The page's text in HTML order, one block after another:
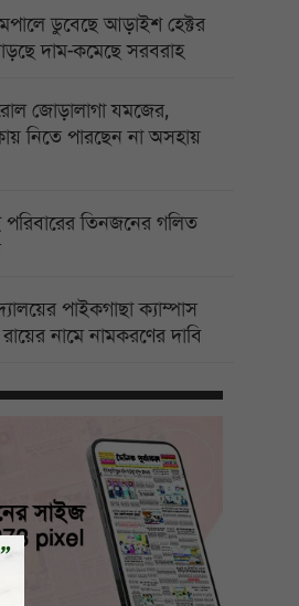
ডুবেছে আড়াইশ হেক্টর
দাম-কমেছে সরবরাহ
জোড়ালাগা যমজের,
নিতে পারছেন না অসহায়
তিনজনের গলিত
পাইকগাছা ক্যাম্পাস
রায়ের নামে নামকরণের দাবি